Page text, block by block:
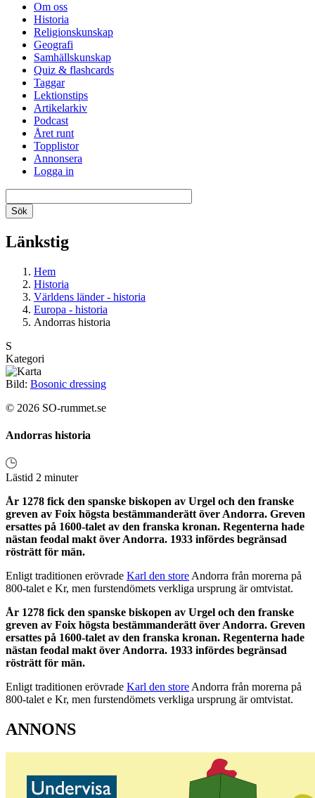
Om oss
Historia
Religionskunskap
Geografi
Samhällskunskap
Quiz & flashcards
Taggar
Lektionstips
Artikelarkiv
Podcast
Året runt
Topplistor
Annonsera
Logga in
Länkstig
Hem
Historia
Världens länder - historia
Europa - historia
Andorras historia
S
Kategori
Bild: Bosonic dressing
© 2026 SO-rummet.se
Andorras historia
Lästid 2 minuter
År 1278 fick den spanske biskopen av Urgel och den franske
greven av Foix högsta bestämmanderätt över Andorra. Greven
ersattes på 1600-talet av den franska kronan. Regenterna hade
nästan feodal makt över Andorra. 1933 infördes begränsad
rösträtt för män.
Enligt traditionen erövrade Karl den store Andorra från morerna på
800-talet e Kr, men furstendömets verkliga ursprung är omtvistat.
År 1278 fick den spanske biskopen av Urgel och den franske
greven av Foix högsta bestämmanderätt över Andorra. Greven
ersattes på 1600-talet av den franska kronan. Regenterna hade
nästan feodal makt över Andorra. 1933 infördes begränsad
rösträtt för män.
Enligt traditionen erövrade Karl den store Andorra från morerna på
800-talet e Kr, men furstendömets verkliga ursprung är omtvistat.
ANNONS